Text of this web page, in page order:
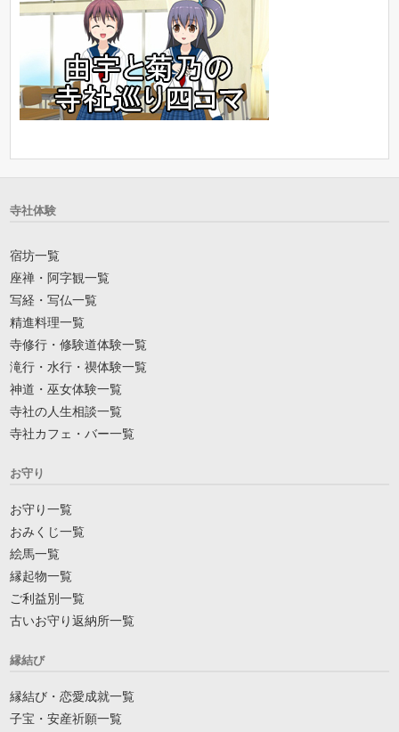
寺社体験
宿坊一覧
座禅・阿字観一覧
写経・写仏一覧
精進料理一覧
寺修行・修験道体験一覧
滝行・水行・禊体験一覧
神道・巫女体験一覧
寺社の人生相談一覧
寺社カフェ・バー一覧
お守り
お守り一覧
おみくじ一覧
絵馬一覧
縁起物一覧
ご利益別一覧
古いお守り返納所一覧
縁結び
縁結び・恋愛成就一覧
子宝・安産祈願一覧